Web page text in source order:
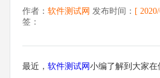
作者： 软件测试网 发布时间： [
签：
最近， 软件测试网 小编了解到大家在